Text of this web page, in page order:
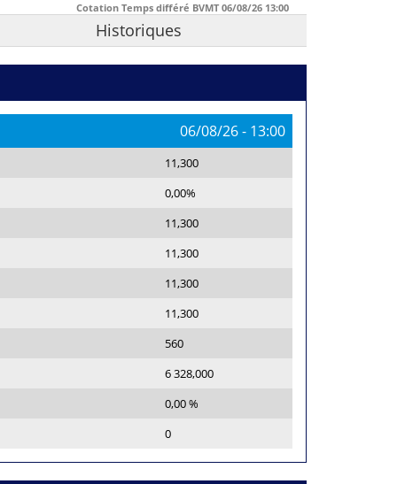
Cotation Temps différé BVMT 06/08/26 13:00
Historiques
06/08/26- 13:00
11,300
0,00%
11,300
11,300
11,300
11,300
560
6 328,000
0,00 %
0